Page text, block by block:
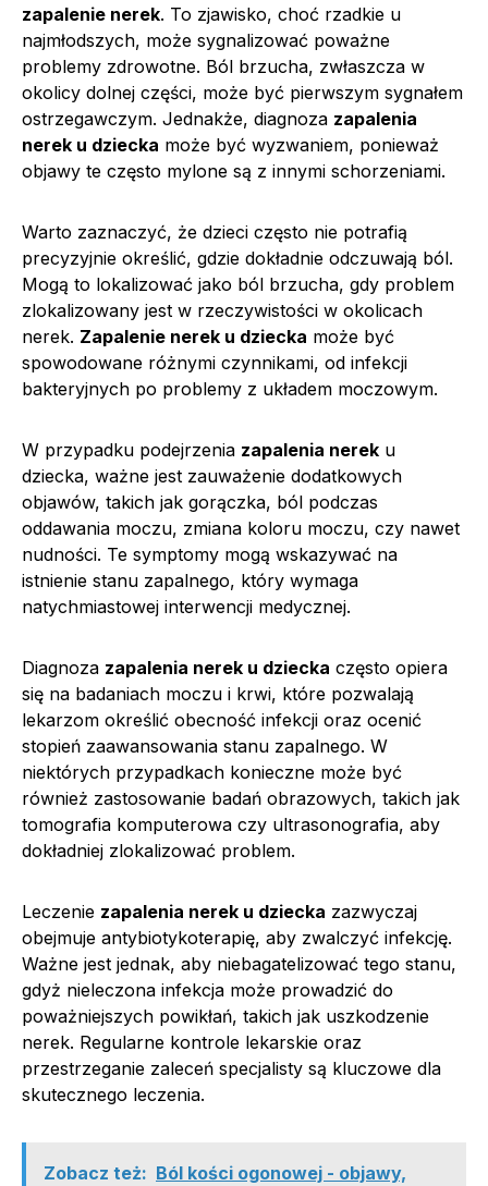
zapalenie nerek. To zjawisko, choć rzadkie u
najmłodszych, może sygnalizować poważne
problemy zdrowotne. Ból brzucha, zwłaszcza w
okolicy dolnej części, może być pierwszym sygnałem
ostrzegawczym. Jednakże, diagnoza zapalenia
nerek u dziecka może być wyzwaniem, ponieważ
objawy te często mylone są z innymi schorzeniami.
Warto zaznaczyć, że dzieci często nie potrafią
precyzyjnie określić, gdzie dokładnie odczuwają ból.
Mogą to lokalizować jako ból brzucha, gdy problem
zlokalizowany jest w rzeczywistości w okolicach
nerek. Zapalenie nerek u dziecka może być
spowodowane różnymi czynnikami, od infekcji
bakteryjnych po problemy z układem moczowym.
W przypadku podejrzenia zapalenia nerek u
dziecka, ważne jest zauważenie dodatkowych
objawów, takich jak gorączka, ból podczas
oddawania moczu, zmiana koloru moczu, czy nawet
nudności. Te symptomy mogą wskazywać na
istnienie stanu zapalnego, który wymaga
natychmiastowej interwencji medycznej.
Diagnoza zapalenia nerek u dziecka często opiera
się na badaniach moczu i krwi, które pozwalają
lekarzom określić obecność infekcji oraz ocenić
stopień zaawansowania stanu zapalnego. W
niektórych przypadkach konieczne może być
również zastosowanie badań obrazowych, takich jak
tomografia komputerowa czy ultrasonografia, aby
dokładniej zlokalizować problem.
Leczenie zapalenia nerek u dziecka zazwyczaj
obejmuje antybiotykoterapię, aby zwalczyć infekcję.
Ważne jest jednak, aby niebagatelizować tego stanu,
gdyż nieleczona infekcja może prowadzić do
poważniejszych powikłań, takich jak uszkodzenie
nerek. Regularne kontrole lekarskie oraz
przestrzeganie zaleceń specjalisty są kluczowe dla
skutecznego leczenia.
Zobacz też: Ból kości ogonowej - objawy,